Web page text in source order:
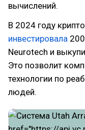
вычислений.
В 2024 году
инвестировала
Neurotech и
Это позволит
технологии по
людей.